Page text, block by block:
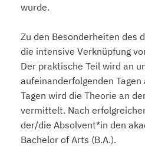
wurde.
Zu den Besonderheiten des
die intensive Verknüpfung
Der praktische Teil wird an
aufeinanderfolgenden
Tagen wird die Theorie an
vermittelt. Nach
der/die Absolvent*in den
Bachelor of Arts (B.A.).